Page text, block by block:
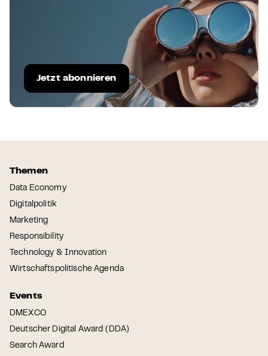
Jetzt abonnieren
Themen
Data Economy
Digitalpolitik
Marketing
Responsibility
Technology & Innovation
Wirtschaftspolitische Agenda
Events
DMEXCO
Deutscher Digital Award (DDA)
Search Award